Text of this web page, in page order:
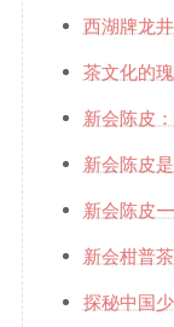
西湖牌龙
茶文化的
新会陈皮
新会陈皮
新会陈皮
新会柑普
探秘中国